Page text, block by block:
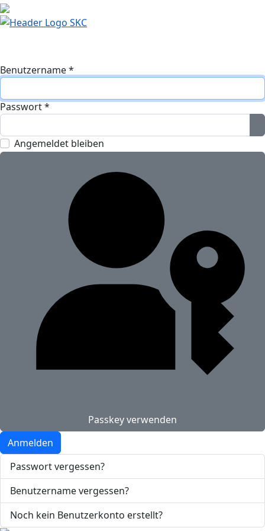
Benutzername*
Passwort*
Angemeldet bleiben
Passkey verwenden
Anmelden
Passwort vergessen?
Benutzername vergessen?
Noch kein Benutzerkonto erstellt?